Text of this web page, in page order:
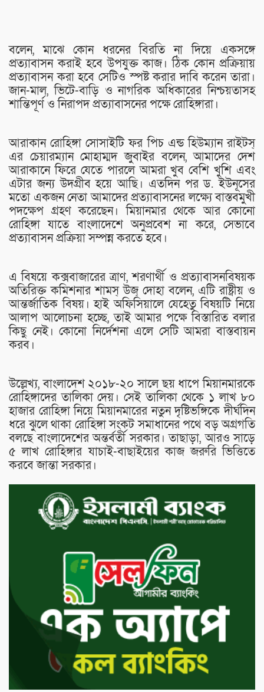
বলেন, মাঝে কোন ধরনের বিরতি না দিয়ে একসঙ্গে
প্রত্যাবাসন করাই হবে উপযুক্ত কাজ। ঠিক কোন প্রক্রিয়ায়
প্রত্যাবাসন করা হবে সেটিও স্পষ্ট করার দাবি করেন তারা।
জান-মাল, ভিটে-বাড়ি ও নাগরিক অধিকারের নিশ্চয়তাসহ
শান্তিপূর্ণ ও নিরাপদ প্রত্যাবাসনের পক্ষে রোহিঙ্গারা।
আরাকান রোহিঙ্গা সোসাইটি ফর পিচ এন্ড হিউম্যান রাইটস্
এর চেয়ারম্যান মোহাম্মদ জুবাইর বলেন, আমাদের দেশ
আরাকানে ফিরে যেতে পারলে আমরা খুব বেশি খুশি এবং
এটার জন্য উদগ্রীব হয়ে আছি। এতদিন পর ড. ইউনূসের
মতো একজন নেতা আমাদের প্রত্যাবাসনের লক্ষ্যে বাস্তবমুখী
পদক্ষেপ গ্রহণ করেছেন। মিয়ানমার থেকে আর কোনো
রোহিঙ্গা যাতে বাংলাদেশে অনুপ্রবেশ না করে, সেভাবে
প্রত্যাবাসন প্রক্রিয়া সম্পন্ন করতে হবে।
এ বিষয়ে কক্সবাজারের ত্রাণ, শরণার্থী ও প্রত্যাবাসনবিষয়ক
অতিরিক্ত কমিশনার শামস্ উজ্ দোহা বলেন, এটি রাষ্ট্রীয় ও
আন্তর্জাতিক বিষয়। হাই অফিসিয়ালে যেহেতু বিষয়টি নিয়ে
আলাপ আলোচনা হচ্ছে, তাই আমার পক্ষে বিস্তারিত বলার
কিছু নেই। কোনো নির্দেশনা এলে সেটি আমরা বাস্তবায়ন
করব।
উল্লেখ্য, বাংলাদেশ ২০১৮-২০ সালে ছয় ধাপে মিয়ানমারকে
রোহিঙ্গাদের তালিকা দেয়। সেই তালিকা থেকে ১ লাখ ৮০
হাজার রোহিঙ্গা নিয়ে মিয়ানমারের নতুন দৃষ্টিভঙ্গিকে দীর্ঘদিন
ধরে ঝুলে থাকা রোহিঙ্গা সংকট সমাধানের পথে বড় অগ্রগতি
বলছে বাংলাদেশের অন্তর্বর্তী সরকার। তাছাড়া, আরও সাড়ে
৫ লাখ রোহিঙ্গার যাচাই-বাছাইয়ের কাজ জরুরি ভিত্তিতে
করবে জান্তা সরকার।